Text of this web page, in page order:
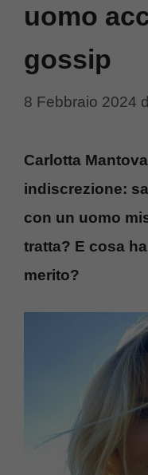
uomo
gossip
8 Febbraio 2024
Carlotta
indiscrezione:
con un uomo
tratta? E cosa
merito?